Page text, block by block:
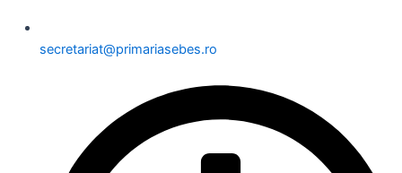
secretariat@primariasebes.ro